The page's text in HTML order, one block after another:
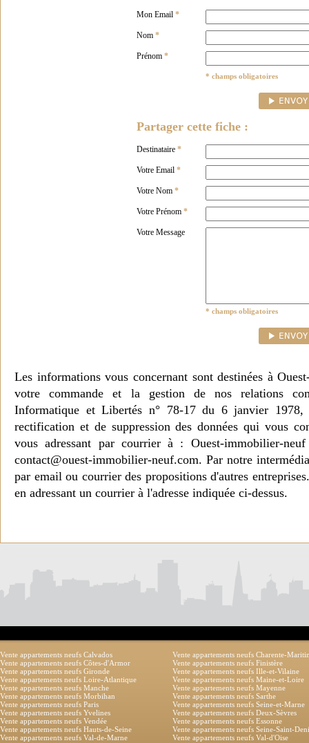
Mon Email *
Nom *
Prénom *
* champs obligatoires
Partager cette fiche :
Destinataire *
Votre Email *
Votre Nom *
Votre Prénom *
Votre Message
* champs obligatoires
Les informations vous concernant sont destinées à
votre commande et la gestion de nos relations
Informatique et Libertés n° 78-17 du 6 janvier 1978,
rectification et de suppression des données qui vous
vous adressant par courrier à : Ouest-immobilier-
contact@ouest-immobilier-neuf.com. Par notre
par email ou courrier des propositions d'autres
en adressant un courrier à l'adresse indiquée ci-dessus.
Vente appartements neufs Calvados
Vente appartements neufs Charente-
Vente appartements neufs Côtes-d'Armor
Vente appartements neufs Finistère
Vente appartements neufs Gironde
Vente appartements neufs Ille-et-Vilaine
Vente appartements neufs Loire-Atlantique
Vente appartements neufs Maine-et-Loire
Vente appartements neufs Manche
Vente appartements neufs Mayenne
Vente appartements neufs Morbihan
Vente appartements neufs Sarthe
Vente appartements neufs Paris
Vente appartements neufs Seine-et-Marne
Vente appartements neufs Yvelines
Vente appartements neufs Deux-Sèvres
Vente appartements neufs Vendée
Vente appartements neufs Essonne
Vente appartements neufs Hauts-de-Seine
Vente appartements neufs Seine-Saint-
Vente appartements neufs Val-de-Marne
Vente appartements neufs Val-d'Oise